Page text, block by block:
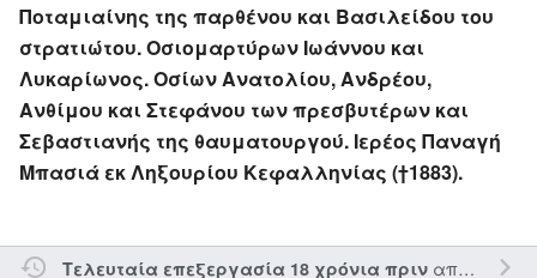
Ποταμιαίνης της παρθένου και Βασιλείδου του
στρατιώτου. Οσιομαρτύρων Ιωάννου και
Λυκαρίωνος. Οσίων Ανατολίου, Ανδρέου,
Ανθίμου και Στεφάνου των πρεσβυτέρων και
Σεβαστιανής της θαυματουργού. Ιερέος Παναγή
Μπασιά εκ Ληξουρίου Κεφαλληνίας (†1883).
Τελευταία επεξεργασία 18 χρόνια πριναπό τον την